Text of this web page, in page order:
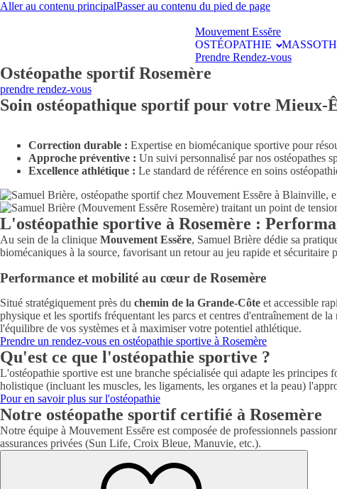
Aller au contenu principalPasser au contenu du pied de page
Mouvement Essĕre
OSTÉOPATHIE
Prendre Rendez-vous
Ostéopathe sportif Rosemère
prendre rendez-vous
Soin ostéopathique sportif pour votre Mieux-
Correction durable : Expertise en biomécanique sportive pour
Approche préventive : Un suivi personnalisé par nos ostéopathes
Excellence athlétique : Le standard de référence en soins
L'ostéopathie sportive à Rosemère :
Au sein de la clinique Mouvement Essĕre, Samuel Brière dédie sa
biomécaniques à la source, favorisant un retour au jeu rapide et sécuritaire
Performance et mobilité au cœur de Rosemère
Situé stratégiquement près du chemin de la Grande-Côte et accessible
physique et les sportifs fréquentant les parcs et centres d'entraînement de
l'équilibre de vos systèmes et à maximiser votre potentiel athlétique.
Prendre un rendez-vous en ostéopathie sportive à Rosemère
Qu'est ce que l'ostéopathie sportive ?
L'ostéopathie sportive est une branche spécialisée qui adapte les
holistique (incluant les muscles, les ligaments, les organes et la peau)
Pour en savoir plus sur l'ostéopathie
Notre ostéopathe sportif certifié à Rosemère
Notre équipe à Mouvement Essĕre est composée de professionnels
assurances privées (Sun Life, Croix Bleue, Manuvie, etc.).